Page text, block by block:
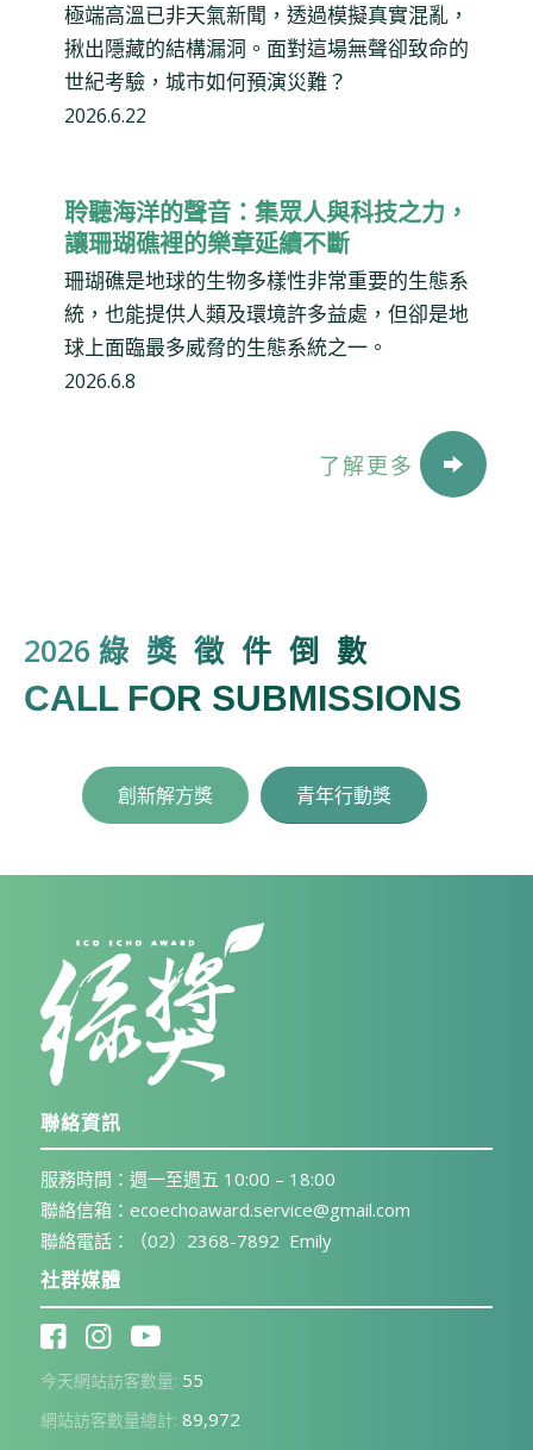
極端高溫已非天氣新聞，透過模擬真實混亂，
揪出隱藏的結構漏洞。面對這場無聲卻致命的
世紀考驗，城市如何預演災難？
2026.6.22
聆聽海洋的聲音：集眾人與科技之力，
讓珊瑚礁裡的樂章延續不斷
珊瑚礁是地球的生物多樣性非常重要的生態系
統，也能提供人類及環境許多益處，但卻是地
球上面臨最多威脅的生態系統之一。
2026.6.8
了解更多
2026 綠獎徵件倒數
CALL FOR SUBMISSIONS
創新解方獎 青年行動獎
聯絡資訊
服務時間：週一至週五 10:00 – 18:00
聯絡信箱：ecoechoaward.service@gmail.com
聯絡電話：（02）2368-7892 Emily
社群媒體
今天網站訪客數量: 55
網站訪客數量總計: 89,972